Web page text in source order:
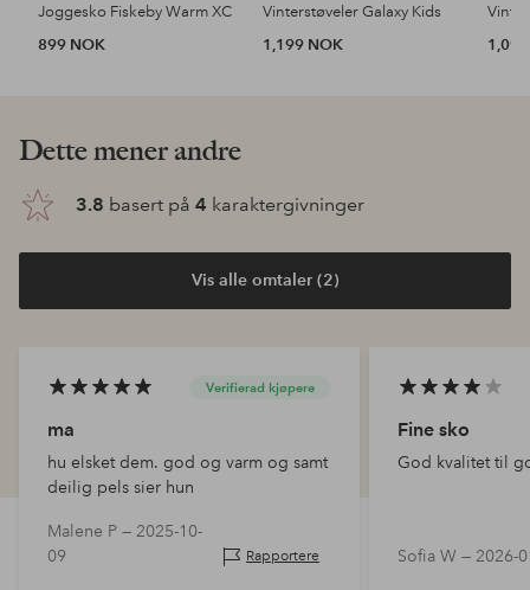
Joggesko Fiskeby Warm XC
899 NOK
Vinterstøveler Galaxy Kids
1,199 NOK
Dette mener andre
3.8 basert på 4 karaktergivninger
Vis alle omtaler (2)
Verifierad kjøpere
ma
hu elsket dem. god og varm og samt
deilig pels sier hun
Malene P — 2025-10-
09
Rapportere
Fine sko
God kvalitet til
Sofia W — 2026-